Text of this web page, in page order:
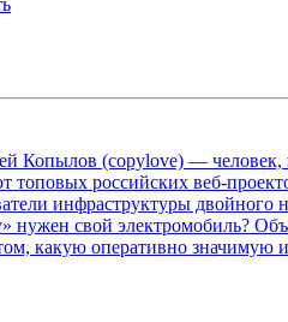
Копылов (copylove) — человек,
топовых российских веб-
инфраструктуры двойного
нужен свой электромобиль?
какую оперативно значимую